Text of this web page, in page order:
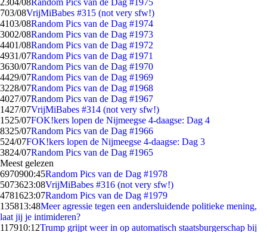
2304/08Random Pics van de Dag #1975
703/08VrijMiBabes #315 (not very sfw!)
4103/08Random Pics van de Dag #1974
3002/08Random Pics van de Dag #1973
4401/08Random Pics van de Dag #1972
4931/07Random Pics van de Dag #1971
3630/07Random Pics van de Dag #1970
4429/07Random Pics van de Dag #1969
3228/07Random Pics van de Dag #1968
4027/07Random Pics van de Dag #1967
1427/07VrijMiBabes #314 (not very sfw!)
1525/07FOK!kers lopen de Nijmeegse 4-daagse: Dag 4
8325/07Random Pics van de Dag #1966
524/07FOK!kers lopen de Nijmeegse 4-daagse: Dag 3
3824/07Random Pics van de Dag #1965
Meest gelezen
6970900:45Random Pics van de Dag #1978
5073623:08VrijMiBabes #316 (not very sfw!)
4781623:07Random Pics van de Dag #1979
135813:48Meer agressie tegen een andersluidende politieke mening,
laat jij je intimideren?
117910:12Trump grijpt weer in op automatisch staatsburgerschap bij